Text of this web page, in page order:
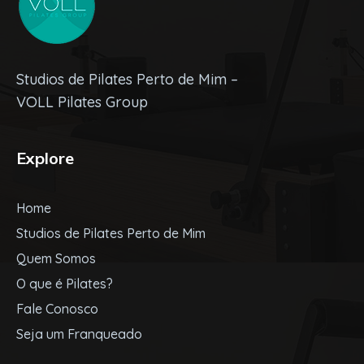
Studios de Pilates Perto de Mim –
VOLL Pilates Group
Explore
Home
Studios de Pilates Perto de Mim
Quem Somos
O que é Pilates?
Fale Conosco
Seja um Franqueado